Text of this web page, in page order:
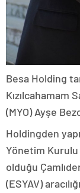
Besa Holding
Kızılcahamam
(MYO) Ayşe
Holdingden
Yönetim Kurulu
olduğu
(ESYAV)